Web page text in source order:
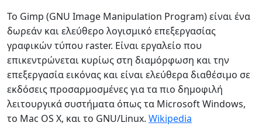
Το Gimp (GNU Image Manipulation Program) είναι ένα
δωρεάν και ελεύθερο λογισμικό επεξεργασίας
γραφικών τύπου raster. Είναι εργαλείο που
επικεντρώνεται κυρίως στη διαμόρφωση και την
επεξεργασία εικόνας και είναι ελεύθερα διαθέσιμο σε
εκδόσεις προσαρμοσμένες για τα πιο δημοφιλή
λειτουργικά συστήματα όπως τα Microsoft Windows,
το Mac OS X, και το GNU/Linux. Wikipedia